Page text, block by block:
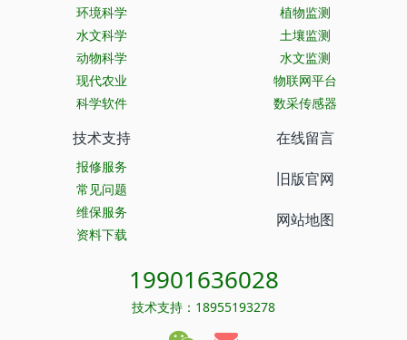
环境科学
水文科学
动物科学
现代农业
科学软件
植物监测
土壤监测
水文监测
物联网平台
数采传感器
技术支持
报修服务
常见问题
维保服务
资料下载
在线留言
旧版官网
网站地图
19901636028
技术支持：18955193278